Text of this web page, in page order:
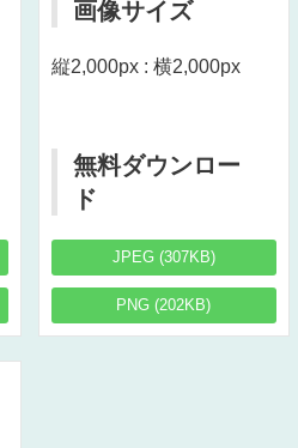
画像サイズ
縦2,000px : 横2,000px
無料ダウンロー
ド
JPEG (307KB)
PNG (202KB)